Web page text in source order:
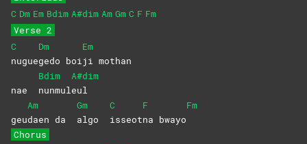
C Dm Em Bdim A#dim Am Gm C F Fm
Verse 2
C
nugue
Dm
gedo boi
Em
ji mothan
nae
Bdim
nunmul
A#dim
eul
geu
Am
daen da
Gm
algo
C
isseot
F
na bwayo
Fm
Chorus